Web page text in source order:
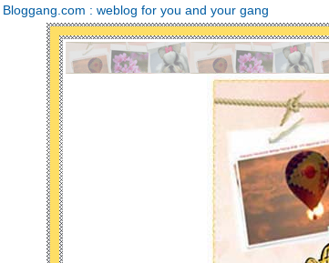
Bloggang.com : weblog for you and your gang